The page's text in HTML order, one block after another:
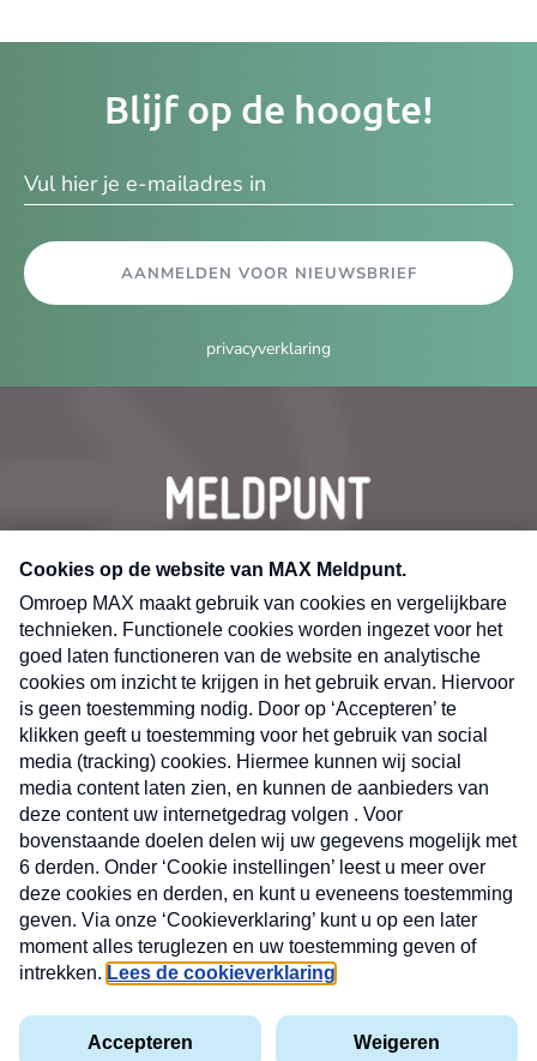
Blijf op de hoogte!
AANMELDEN VOOR NIEUWSBRIEF
privacyverklaring
CONTACT
Volg ons op
MAX
Cookieverklaring
Kwetsbaarheid
X
Nieuwsbrief
Neem hier een gratis abonnement op de MAX
Consumenten nieuwsbrief. Elke maandag en
donderdag in uw mailbox.